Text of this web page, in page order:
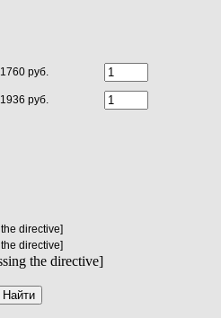
1760 руб.
1936 руб.
directive]
directive]
the directive]